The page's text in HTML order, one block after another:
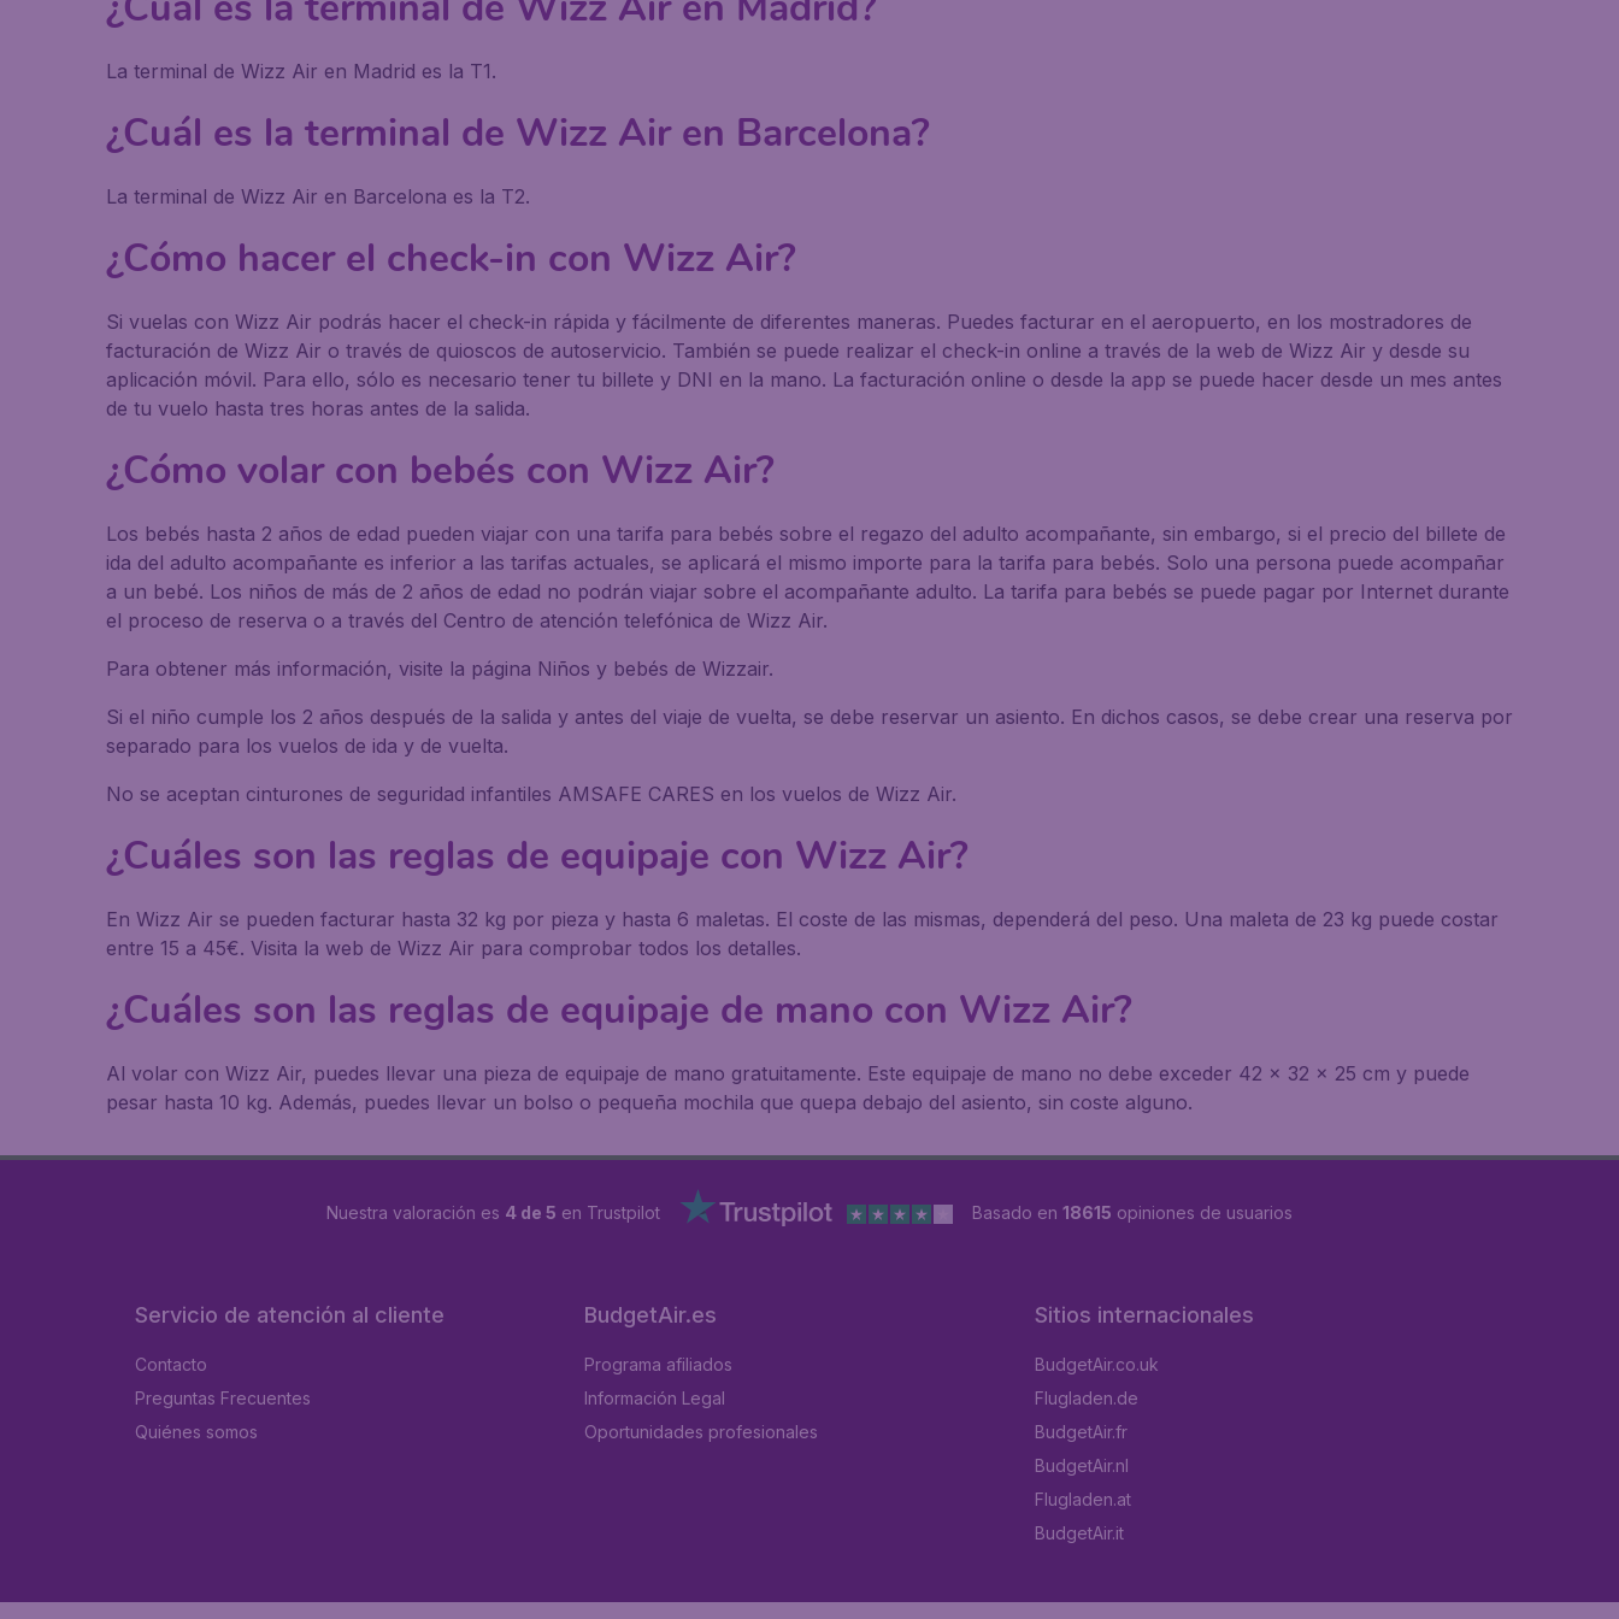
La terminal de Wizz Air en Madrid es la T1.
¿Cuál es la terminal de Wizz Air en Barcelona?
La terminal de Wizz Air en Barcelona es la T2.
¿Cómo hacer el check-in con Wizz Air?
Si vuelas con Wizz Air podrás hacer el check-in rápida y fácilmente de diferentes maneras. Puedes facturar en el aeropuerto, en los mostradores de
facturación de Wizz Air o través de quioscos de autoservicio. También se puede realizar el check-in online a través de la web de Wizz Air y desde su
aplicación móvil. Para ello, sólo es necesario tener tu billete y DNI en la mano. La facturación online o desde la app se puede hacer desde un mes antes
de tu vuelo hasta tres horas antes de la salida.
¿Cómo volar con bebés con Wizz Air?
Los bebés hasta 2 años de edad pueden viajar con una tarifa para bebés sobre el regazo del adulto acompañante, sin embargo, si el precio del billete de
ida del adulto acompañante es inferior a las tarifas actuales, se aplicará el mismo importe para la tarifa para bebés. Solo una persona puede acompañar
a un bebé. Los niños de más de 2 años de edad no podrán viajar sobre el acompañante adulto. La tarifa para bebés se puede pagar por Internet durante
el proceso de reserva o a través del Centro de atención telefónica de Wizz Air.
Para obtener más información, visite la página Niños y bebés de Wizzair.
Si el niño cumple los 2 años después de la salida y antes del viaje de vuelta, se debe reservar un asiento. En dichos casos, se debe crear una reserva por
separado para los vuelos de ida y de vuelta.
No se aceptan cinturones de seguridad infantiles AMSAFE CARES en los vuelos de Wizz Air.
¿Cuáles son las reglas de equipaje con Wizz Air?
En Wizz Air se pueden facturar hasta 32 kg por pieza y hasta 6 maletas. El coste de las mismas, dependerá del peso. Una maleta de 23 kg puede costar
entre 15 a 45€. Visita la web de Wizz Air para comprobar todos los detalles.
¿Cuáles son las reglas de equipaje de mano con Wizz Air?
Al volar con Wizz Air, puedes llevar una pieza de equipaje de mano gratuitamente. Este equipaje de mano no debe exceder 42 x 32 x 25 cm y puede
pesar hasta 10 kg. Además, puedes llevar un bolso o pequeña mochila que quepa debajo del asiento, sin coste alguno.
Nuestra valoración es 4 de 5 en Trustpilot Basado en 18615 opiniones de usuarios
Servicio de atención al cliente
Contacto
Preguntas Frecuentes
Quiénes somos
BudgetAir.es
Programa afiliados
Información Legal
Oportunidades profesionales
Sitios internacionales
BudgetAir.co.uk
Flugladen.de
BudgetAir.fr
BudgetAir.nl
Flugladen.at
BudgetAir.it